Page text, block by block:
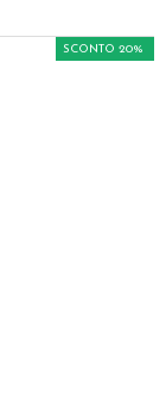
SCONTO 20%